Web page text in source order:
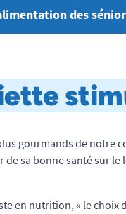
des
gourmands de notre
sa bonne santé sur
en nutrition, « le